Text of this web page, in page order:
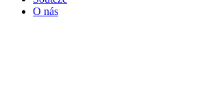
O nás